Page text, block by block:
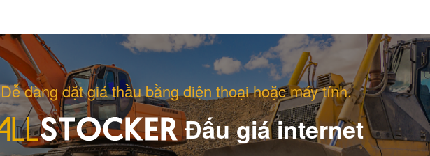
Dễ dàng đặt giá thầu bằng điện thoại hoặc máy tính.
Đấu giá internet